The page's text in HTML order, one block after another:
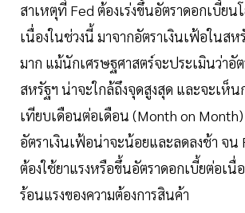
สาเหตุที่ Fed ต้องเร่งขึ้นอัตราดอกเบี้ยน
เนื่องในช่วงนี้ มาจากอัตราเงินเฟ้อในส
มาก แม้นักเศรษฐศาสตร์จะประเมินว่าอั
สหรัฐฯ น่าจะใกล้ถึงจุดสูงสุด และจะเห็น
เทียบเดือนต่อเดือน (Month on Month)
อัตราเงินเฟ้อน่าจะน้อยและลดลงช้า จน
ต้องใช้ยาแรงหรือขึ้นอัตราดอกเบี้ยต่อเนื่
ร้อนแรงของความต้องการสินค้า